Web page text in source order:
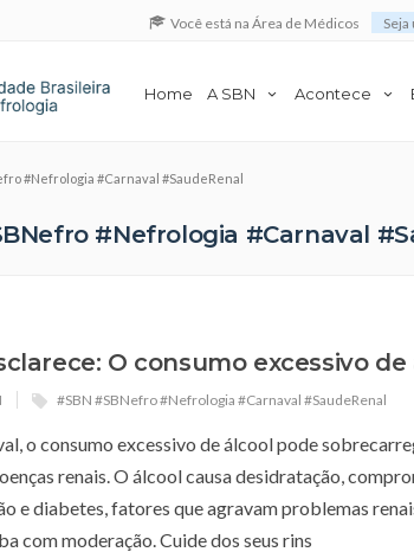
Você está na Área de Médicos
Home A SBN Acontece
#Nefrologia #Carnaval #SaudeRenal
#Nefrologia #Carnaval
O consumo excessivo
#SBN #SBNefro #Nefrologia #Carnaval #SaudeRenal
o consumo excessivo de álcool pode
renais. O álcool causa desidratação,
e diabetes, fatores que agravam problemas
com moderação. Cuide dos seus rins